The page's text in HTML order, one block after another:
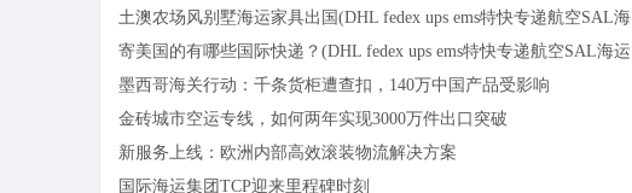
土澳农场风别墅海运家具出国(DHL fedex ups ems特快专递航空SAL海
寄美国的有哪些国际快递？(DHL fedex ups ems特快专递航空SAL海运
墨西哥海关行动：千条货柜遭查扣，140万中国产品受影响
金砖城市空运专线，如何两年实现3000万件出口突破
新服务上线：欧洲内部高效滚装物流解决方案
国际海运集团TCP迎来里程碑时刻